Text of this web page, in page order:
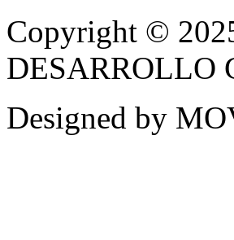
Copyright ©
DESARROLLO
Designed by